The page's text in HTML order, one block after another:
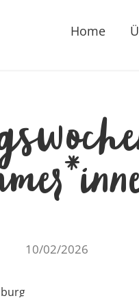
Home
10/02/2026